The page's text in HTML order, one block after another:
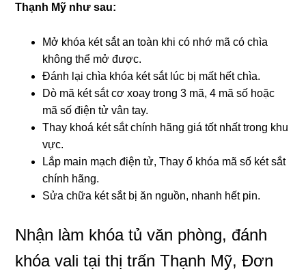
Thạnh Mỹ như sau:
Mở khóa két sắt an toàn khi có nhớ mã có chìa
không thể mở được.
Đánh lại chìa khóa két sắt lúc bị mất hết chìa.
Dò mã két sắt cơ xoay trong 3 mã, 4 mã số hoặc
mã số điện tử vân tay.
Thay khoá két sắt chính hãng giá tốt nhất trong khu
vực.
Lắp main mạch điện tử, Thay ổ khóa mã số két sắt
chính hãng.
Sửa chữa két sắt bị ăn nguồn, nhanh hết pin.
Nhận làm khóa tủ văn phòng, đánh
khóa vali tại thị trấn Thạnh Mỹ, Đơn